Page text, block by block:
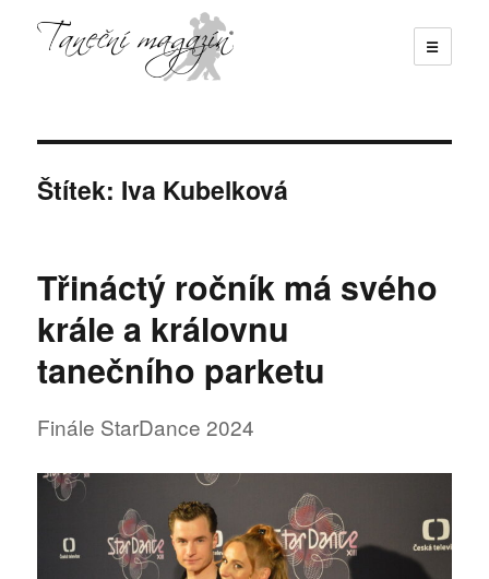
☰
Štítek: Iva Kubelková
Třináctý ročník má svého
krále a královnu
tanečního parketu
Finále StarDance 2024